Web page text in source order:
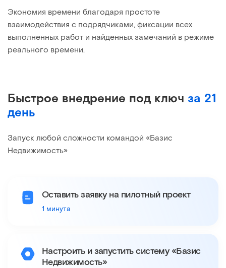
Экономия времени благодаря простоте
взаимодействия с подрядчиками, фиксации всех
выполненных работ и найденных замечаний в режиме
реального времени.
Быстрое внедрение под ключ за 21
день
Запуск любой сложности командой «Базис
Недвижимость»
Оставить заявку на пилотный проект
1 минута
Настроить и запустить систему «Базис
Недвижимость»